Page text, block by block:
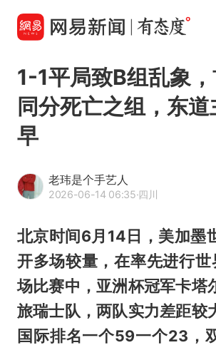
1-1平局致B组乱象
同分死亡之组，东
早
老玮是个手艺人
2026-06-14 06:35·四川
北京时间6月14日，美加墨
开多场较量，在率先进行
场比赛中，亚洲杯冠军卡塔
旅瑞士队，两队实力差距较
国际排名一个59一个23，